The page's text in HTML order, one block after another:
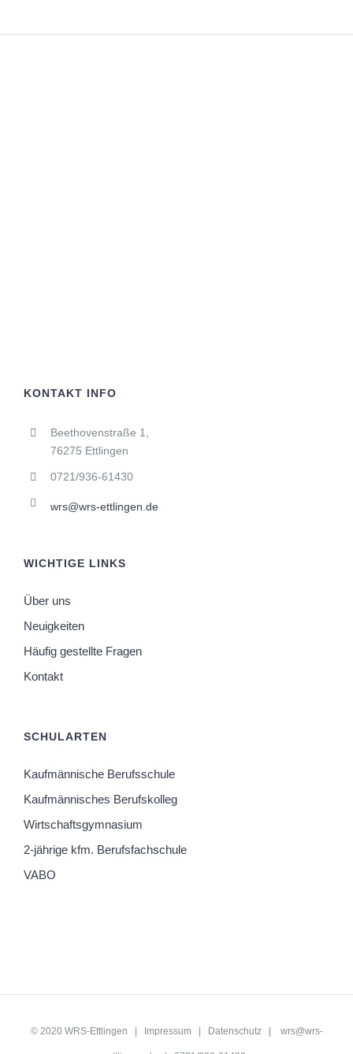
KONTAKT INFO
Beethovenstraße 1,
76275 Ettlingen
0721/936-61430
wrs@wrs-ettlingen.de
WICHTIGE LINKS
Über uns
Neuigkeiten
Häufig gestellte Fragen
Kontakt
SCHULARTEN
Kaufmännische Berufsschule
Kaufmännisches Berufskolleg
Wirtschaftsgymnasium
2-jährige kfm. Berufsfachschule
VABO
© 2020 WRS-Ettlingen | Impressum| Datenschutz| wrs@wrs-